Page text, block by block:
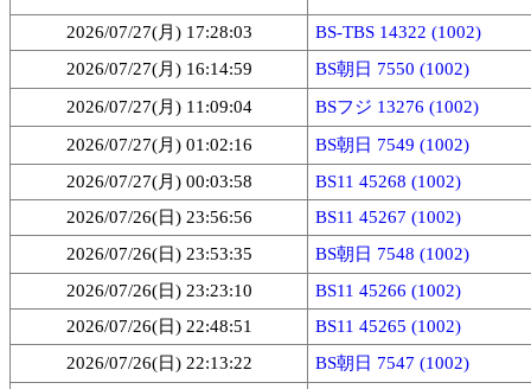
2026/07/27(月) 17:28:03
BS-TBS 14322 (1002)
2026/07/27(月) 16:14:59
BS朝日 7550 (1002)
2026/07/27(月) 11:09:04
BSフジ 13276 (1002)
2026/07/27(月) 01:02:16
BS朝日 7549 (1002)
2026/07/27(月) 00:03:58
BS11 45268 (1002)
2026/07/26(日) 23:56:56
BS11 45267 (1002)
2026/07/26(日) 23:53:35
BS朝日 7548 (1002)
2026/07/26(日) 23:23:10
BS11 45266 (1002)
2026/07/26(日) 22:48:51
BS11 45265 (1002)
2026/07/26(日) 22:13:22
BS朝日 7547 (1002)